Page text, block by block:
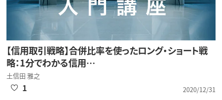
【信用取引戦略】合併比率を使ったロング・ショート戦
略：1分でわかる信用…
土信田 雅之
2020/12/31
1